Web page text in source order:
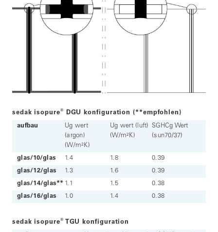
sedak isopure® DGU konfiguration (**empfohlen)
aufbau
Ug wert
(argon)
(W/m²K)
Ug wert (luft)
(W/m²K)
SGHCg Wert
(sun70/37)
glas/10/glas 1.4 1.8
0.39
glas/12/glas
1.3 1.6
0.39
glas/14/glas** 1.1 1.5
0.38
glas/16/glas
1.0 1.4 0.38
sedak isopure® TGU konfiguration